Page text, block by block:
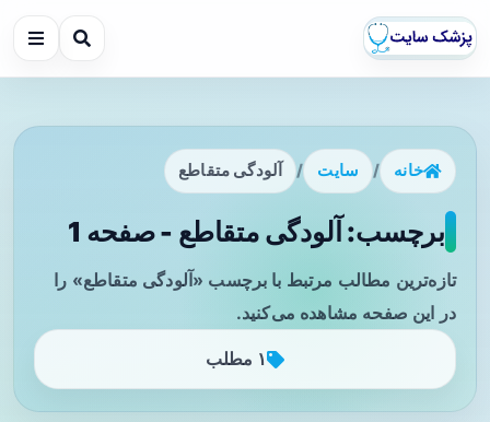
خانه / سایت / آلودگی متقاطع
برچسب: آلودگی متقاطع - صفحه 1
تازه‌ترین مطالب مرتبط با برچسب «آلودگی متقاطع» را
در این صفحه مشاهده می‌کنید.
۱ مطلب